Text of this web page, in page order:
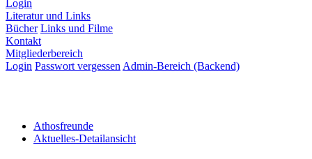
Login
Literatur und Links
Bücher Links und Filme
Kontakt
Mitgliederbereich
Login Passwort vergessen Admin-Bereich (Backend)
Athosfreunde
Aktuelles-Detailansicht